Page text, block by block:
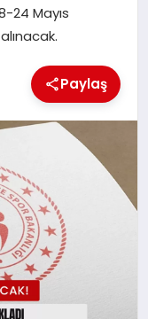
24 Mayıs
Paylaş